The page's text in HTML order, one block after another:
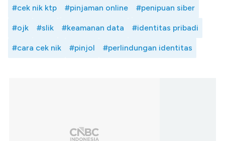
#cek nik ktp #pinjaman online #penipuan siber
#ojk #slik #keamanan data #identitas pribadi
#cara cek nik #pinjol #perlindungan identitas